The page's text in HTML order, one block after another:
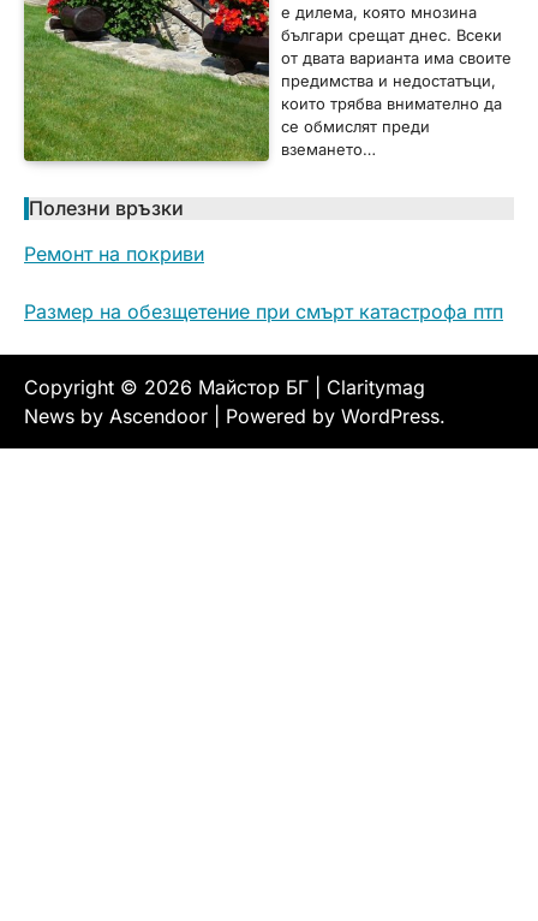
е дилема, която мнозина
българи срещат днес. Всеки
от двата варианта има своите
предимства и недостатъци,
които трябва внимателно да
се обмислят преди
вземането…
Полезни връзки
Ремонт на покриви
Размер на обезщетение при смърт катастрофа птп
Copyright © 2026 Майстор БГ | Claritymag
News by Ascendoor | Powered by WordPress.